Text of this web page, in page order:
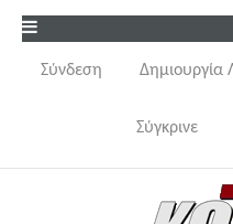
Σύνδεση Δημιουργία
Σύγκρινε